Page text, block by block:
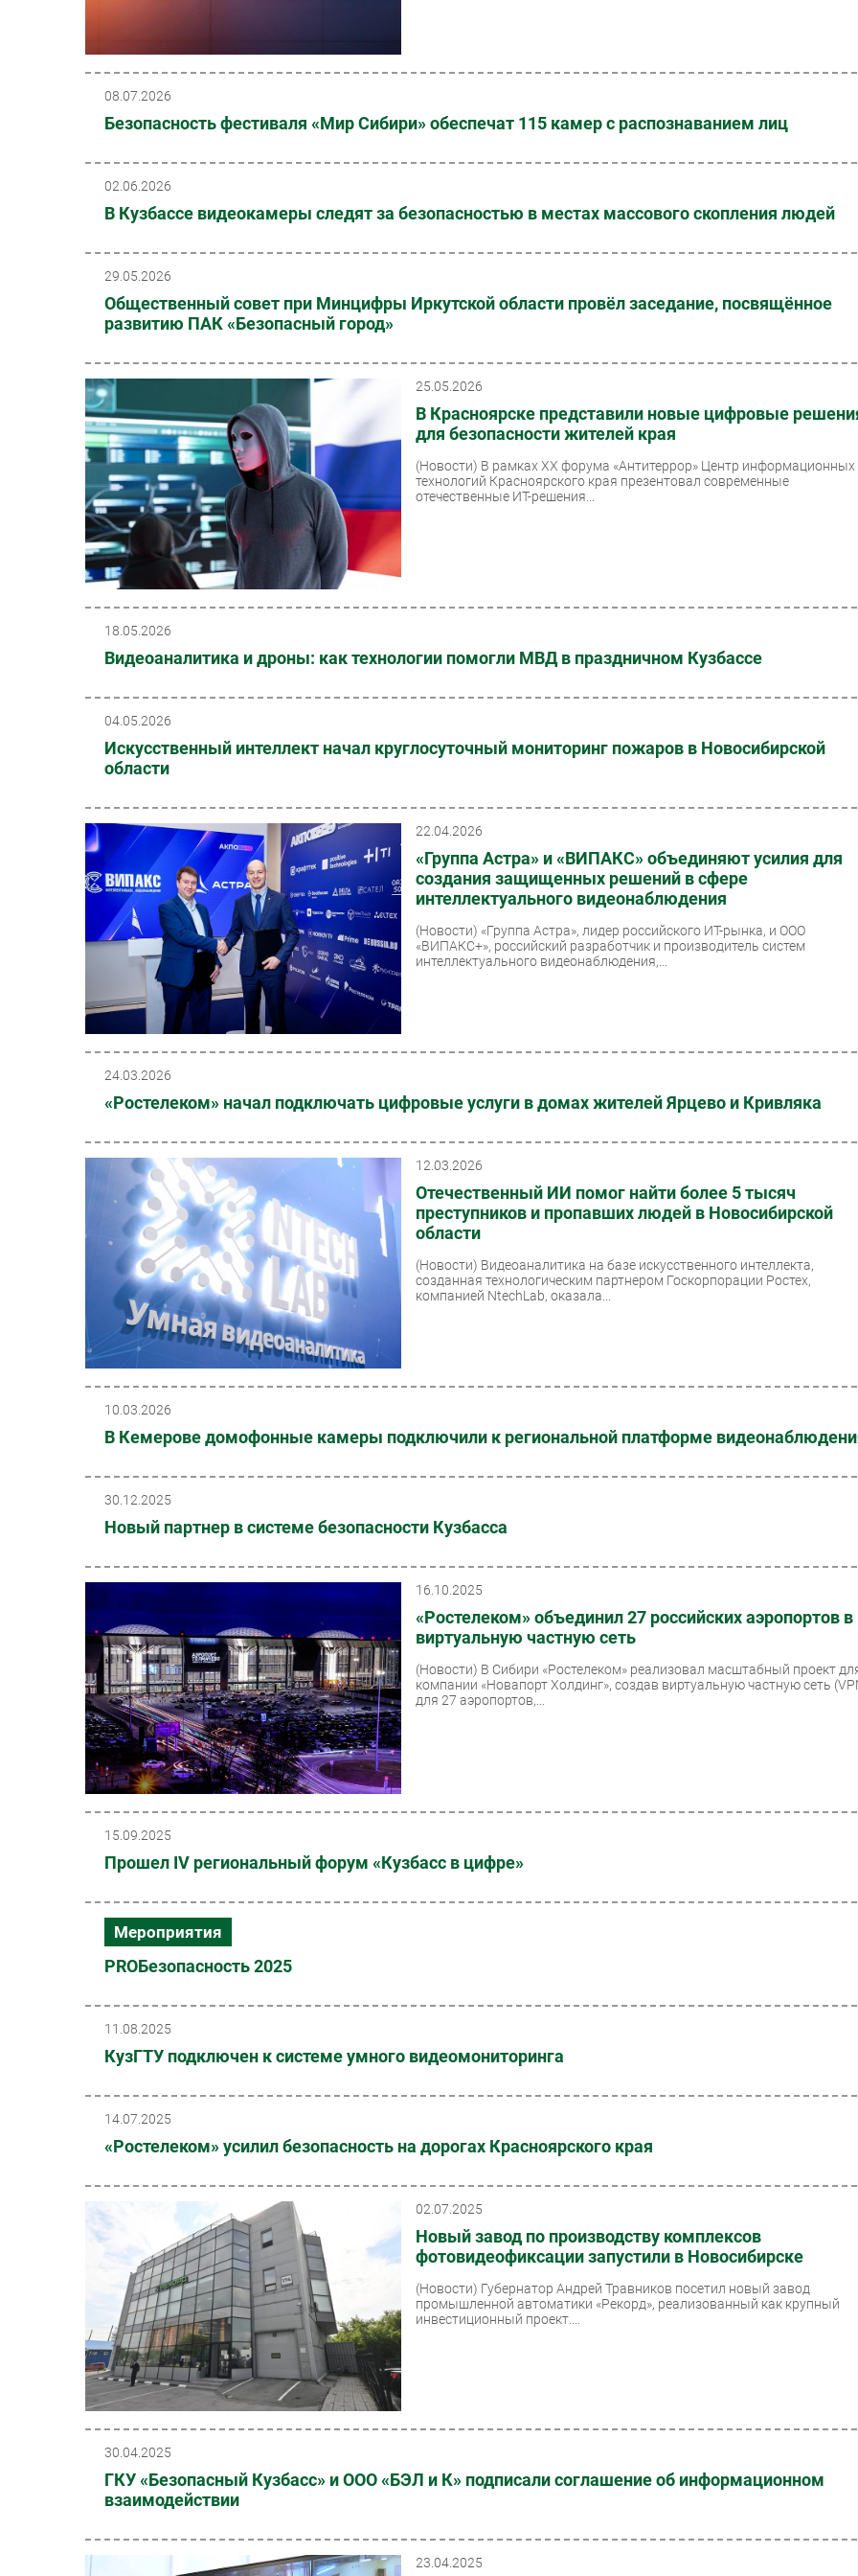
08.07.2026
Безопасность фестиваля «Мир Сибири» обеспечат 115 камер с распознаванием лиц
02.06.2026
В Кузбассе видеокамеры следят за безопасностью в местах массового скопления людей
29.05.2026
Общественный совет при Минцифры Иркутской области провёл заседание, посвящённое
развитию ПАК «Безопасный город»
25.05.2026
В Красноярске представили новые цифровые
для безопасности жителей края
(Новости) В рамках XX форума «Антитеррор» Центр информационных
технологий Красноярского края презентовал современные
отечественные ИТ-решения...
18.05.2026
Видеоаналитика и дроны: как технологии помогли МВД в праздничном Кузбассе
04.05.2026
Искусственный интеллект начал круглосуточный мониторинг пожаров в Новосибирской
области
22.04.2026
«Группа Астра» и «ВИПАКС» объединяют усилия для
создания защищенных решений в сфере
интеллектуального видеонаблюдения
(Новости) «Группа Астра», лидер российского ИТ-рынка, и ООО
«ВИПАКС+», российский разработчик и производитель систем
интеллектуального видеонаблюдения,...
24.03.2026
«Ростелеком» начал подключать цифровые услуги в домах жителей Ярцево и Кривляка
12.03.2026
Отечественный ИИ помог найти более 5 тысяч
преступников и пропавших людей в Новосибирской
области
(Новости) Видеоаналитика на базе искусственного интеллекта,
созданная технологическим партнером Госкорпорации Ростех,
компанией NtechLab, оказала...
10.03.2026
В Кемерове домофонные камеры подключили к региональной платформе
30.12.2025
Новый партнер в системе безопасности Кузбасса
16.10.2025
«Ростелеком» объединил 27 российских аэропортов в
виртуальную частную сеть
(Новости) В Сибири «Ростелеком» реализовал масштабный проект
компании «Новапорт Холдинг», создав виртуальную частную сеть
для 27 аэропортов,...
15.09.2025
Прошел IV региональный форум «Кузбасс в цифре»
Мероприятия
PROБезопасность 2025
11.08.2025
КузГТУ подключен к системе умного видеомониторинга
14.07.2025
«Ростелеком» усилил безопасность на дорогах Красноярского края
02.07.2025
Новый завод по производству комплексов
фотовидеофиксации запустили в Новосибирске
(Новости) Губернатор Андрей Травников посетил новый завод
промышленной автоматики «Рекорд», реализованный как крупный
инвестиционный проект....
30.04.2025
ГКУ «Безопасный Кузбасс» и ООО «БЭЛ и К» подписали соглашение об информационном
взаимодействии
23.04.2025